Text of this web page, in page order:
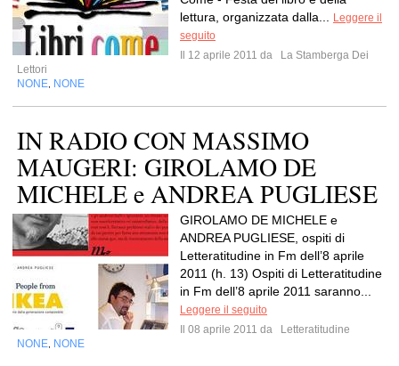
lettura, organizzata dalla...
Leggere il
seguito
Il 12 aprile 2011 da
La Stamberga Dei
Lettori
NONE NONE
IN RADIO CON MASSIMO
MAUGERI: GIROLAMO DE
MICHELE e ANDREA PUGLIESE
GIROLAMO DE MICHELE e
ANDREA PUGLIESE, ospiti di
Letteratitudine in Fm dell’8 aprile
2011 (h. 13) Ospiti di Letteratitudine
in Fm dell’8 aprile 2011 saranno...
Leggere il seguito
Il 08 aprile 2011 da
Letteratitudine
NONE NONE